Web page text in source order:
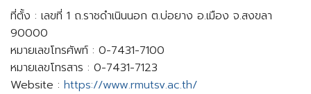
ที่ตั้ง : เลขที่ 1 ถ.ราชดำเนินนอก ต.บ่อยาง อ.เมือง จ.สงขลา
90000
หมายเลขโทรศัพท์ : 0-7431-7100
หมายเลขโทรสาร : 0-7431-7123
Website : https://www.rmutsv.ac.th/